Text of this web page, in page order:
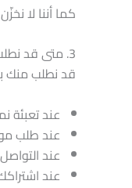
كما أننا لا
3. متى قد نطلب بياناتك؟
قد نطلب منك
عند تعبئة
عند طلب
عند
عند